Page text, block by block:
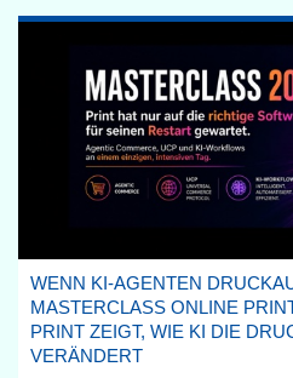
WENN KI-AGENTEN
MASTERCLASS ONLINE
PRINT ZEIGT, WIE KI DIE
VERÄNDERT